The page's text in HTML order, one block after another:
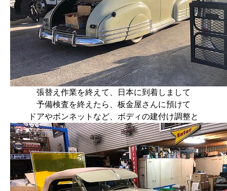
張替え作業を終えて、日本に到着しまして
予備検査を終えたら、板金屋さんに預けて
ドアやボンネットなど、ボディの建付け調整と